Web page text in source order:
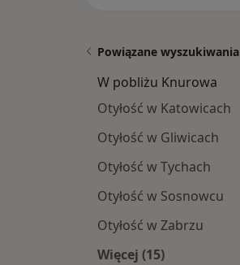
Powiązane wyszukiwania
W pobliżu Knurowa
Otyłość w Katowicach
Otyłość w Gliwicach
Otyłość w Tychach
Otyłość w Sosnowcu
Otyłość w Zabrzu
Więcej (15)